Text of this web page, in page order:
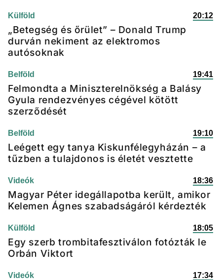
Külföld 20:12
„Betegség és őrület” – Donald Trump
durván nekiment az elektromos
autósoknak
Belföld 19:41
Felmondta a Miniszterelnökség a Balásy
Gyula rendezvényes cégével kötött
szerződését
Belföld 19:10
Leégett egy tanya Kiskunfélegyházán – a
tűzben a tulajdonos is életét vesztette
Videók 18:36
Magyar Péter idegállapotba került, amikor
Kelemen Ágnes szabadságáról kérdezték
Külföld 18:05
Egy szerb trombitafesztiválon fotózták le
Orbán Viktort
Videók 17:34